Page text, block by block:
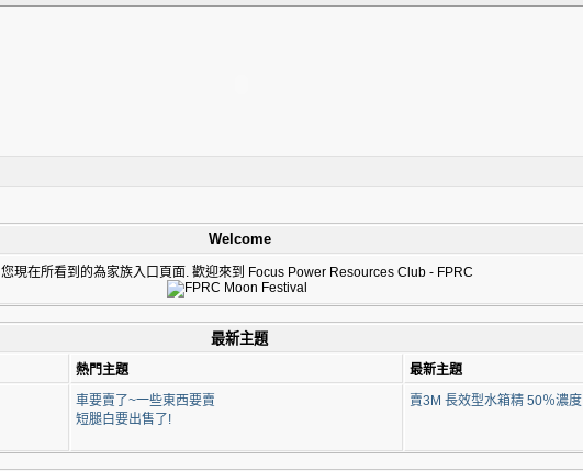
Welcome
您現在所看到的為家族入口頁面. 歡迎來到 Focus Power Resources Club - FPRC
最新主題
熱門主題
最新主題
車要賣了~一些東西要賣
短腿白要出售了!
賣3M 長效型水箱精 50％濃度